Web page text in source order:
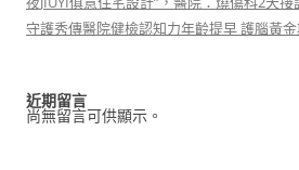
守護秀傳醫院健檢認知力年齡提早 護腦黃
近期留言
尚無留言可供顯示。